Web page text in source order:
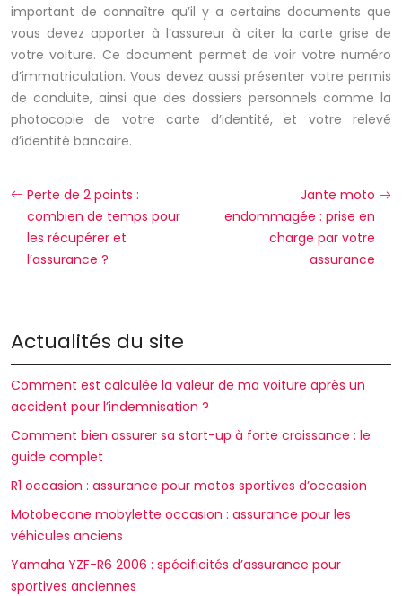
important de connaître qu’il y a certains documents que
vous devez apporter à l’assureur à citer la carte grise de
votre voiture. Ce document permet de voir votre numéro
d’immatriculation. Vous devez aussi présenter votre permis
de conduite, ainsi que des dossiers personnels comme la
photocopie de votre carte d’identité, et votre relevé
d’identité bancaire.
Perte de 2 points :
combien de temps pour
les récupérer et
l’assurance ?
Jante moto
endommagée : prise en
charge par votre
assurance
Actualités du site
Comment est calculée la valeur de ma voiture après un
accident pour l’indemnisation ?
Comment bien assurer sa start-up à forte croissance : le
guide complet
R1 occasion : assurance pour motos sportives d’occasion
Motobecane mobylette occasion : assurance pour les
véhicules anciens
Yamaha YZF-R6 2006 : spécificités d’assurance pour
sportives anciennes